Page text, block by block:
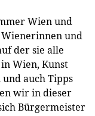
Wien und
und
der sie alle
Wien, Kunst
auch Tipps
wir in dieser
Bürgermeister